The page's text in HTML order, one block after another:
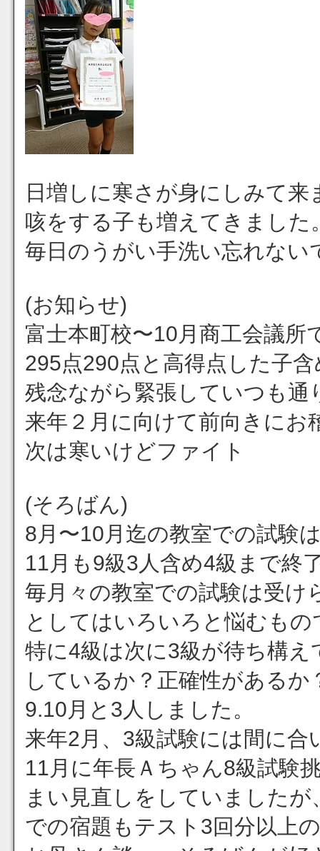
日増しに寒さが身にしみて
咳をする子も増えてきました
毎日のうがい手洗い忘れない
(お知らせ)
富士本町校〜10月商工会議所
295点290点と高得点した子
残念ながら緊張していつも
来年２月に向けて前向きにお
次は寒いけどファイト
(そろばん)
8月〜10月迄の教室での試験
11月も9級3人含め4級まで終
毎月々の教室での試験は受
としてはいろいろと悩むもの
特に4級は次に3級が待ち構
しているか？正確性がある
9.10月と3人しました。
来年2月、3級試験には間に合
11月に年長Ａちゃん8級試験
まい見直しをしていました
での宿題もテスト3回分以上